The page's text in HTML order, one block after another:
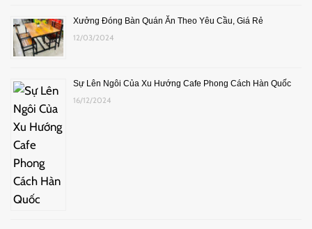
Xưởng Đóng Bàn Quán Ăn Theo Yêu Cầu, Giá Rẻ
12/03/2024
Sự Lên Ngôi Của Xu Hướng Cafe Phong Cách Hàn Quốc
16/12/2024